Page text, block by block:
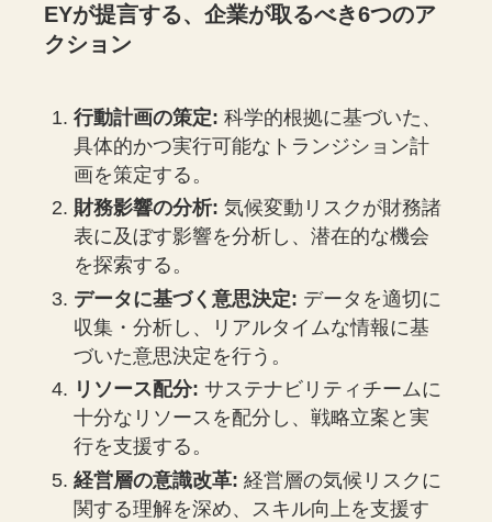
EYが提言する、企業が取るべき6つのア
クション
行動計画の策定: 科学的根拠に基づいた、
具体的かつ実行可能なトランジション計
画を策定する。
財務影響の分析: 気候変動リスクが財務諸
表に及ぼす影響を分析し、潜在的な機会
を探索する。
データに基づく意思決定: データを適切に
収集・分析し、リアルタイムな情報に基
づいた意思決定を行う。
リソース配分: サステナビリティチームに
十分なリソースを配分し、戦略立案と実
行を支援する。
経営層の意識改革: 経営層の気候リスクに
関する理解を深め、スキル向上を支援す